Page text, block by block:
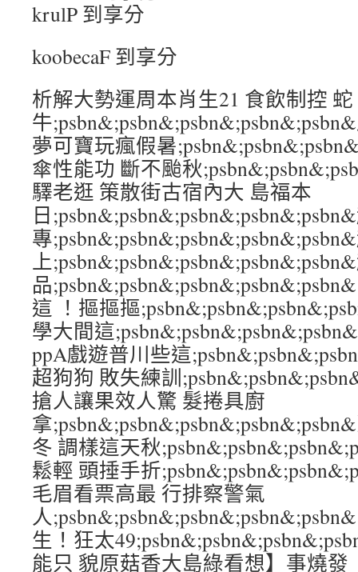
krulP 到享分
koobecaF 到享分
析解大勢運周本肖生21 食飲制控 蛇
牛
夢可寶玩瘋假暑
傘性能功 斷不颱秋
驛老逛 策散街古宿內大 島福本
日
專
上
品
這 ！摳摳摳
學大間這
ppA戲遊普川些這
超狗狗 敗失練訓
搶人讓果效人驚 髮捲具廚
拿
冬 調樣這天秋
鬆輕 頭捶手折
毛眉看票高最 行排察警氣
人
生！狂太
能只 貌原菇香大島綠看想】事燒發